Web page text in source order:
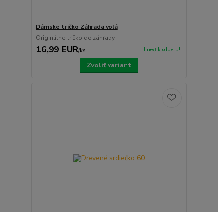
Dámske tričko Záhrada volá
Originálne tričko do záhrady
16,99 EUR/ks ihneď k odberu!
Zvoliť variant